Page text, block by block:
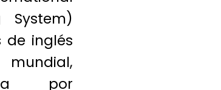
System)
de inglés
por